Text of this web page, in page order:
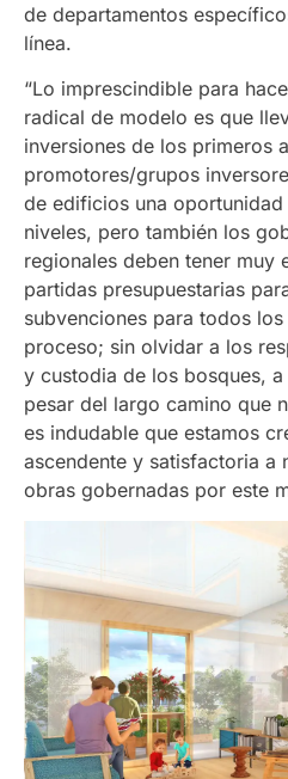
de departamentos
línea.
“Lo imprescindible para
radical de modelo es que
inversiones de los primeros
promotores/grupos
de edificios una
niveles, pero también los
regionales deben tener muy
partidas presupuestarias
subvenciones para todos
proceso; sin olvidar a los
y custodia de los bosques,
pesar del largo camino que
es indudable que estamos
ascendente y satisfactoria a
obras gobernadas por este